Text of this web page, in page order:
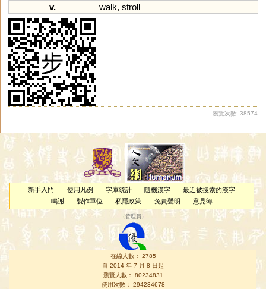
v.
walk, stroll
瀏覽次數: 38574
新手入門 使用凡例 字庫統計 隨機漢字
最近被搜索的漢字
鳴謝
製作單位 私隱政策 免責聲明 意見簿
（管理員 ）
在線人數： 2785
自 2014 年 7 月 8 日起
瀏覽人數： 80234831
使用次數： 294234678